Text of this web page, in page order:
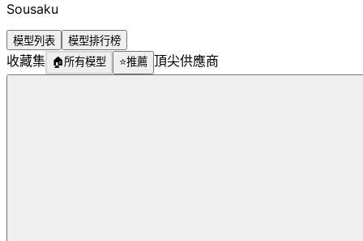
Sousaku
模型列表 模型排行榜
收藏集 🏠所有模型 ⭐推薦 頂尖供應商